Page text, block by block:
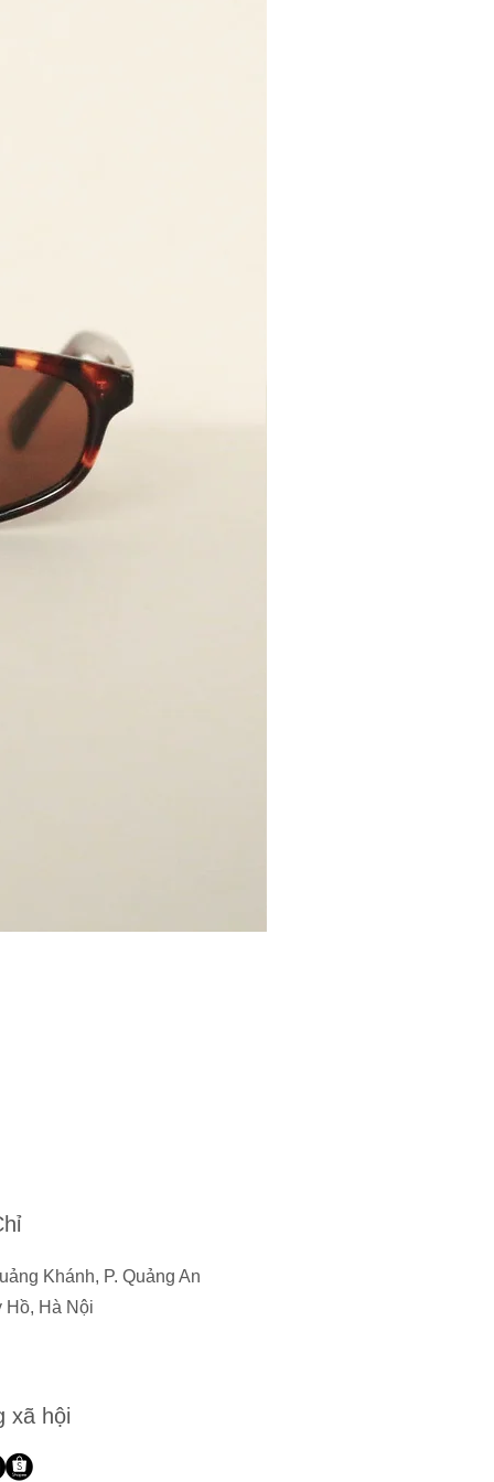
Khánh, P. Quảng An
Hồ, Hà Nội
xã hội